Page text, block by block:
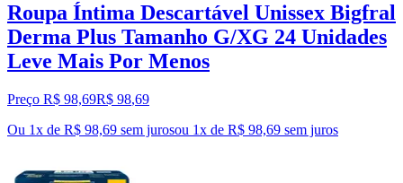
Roupa Íntima Descartável Unissex Bigfral
Derma Plus Tamanho G/XG 24 Unidades
Leve Mais Por Menos
Preço R$ 98,69R$ 98,69
Ou 1x de R$ 98,69 sem jurosou 1x de R$ 98,69 sem juros